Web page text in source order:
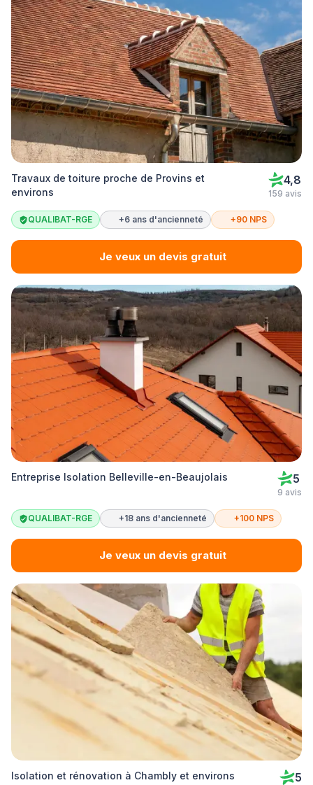
Travaux de toiture proche de Provins et
environs
4,8
159 avis
QUALIBAT-RGE +6 ans d'ancienneté +90 NPS
Je veux un devis gratuit
Entreprise Isolation Belleville-en-Beaujolais 5
9 avis
QUALIBAT-RGE +18 ans d'ancienneté +100 NPS
Je veux un devis gratuit
Isolation et rénovation à Chambly et environs 5